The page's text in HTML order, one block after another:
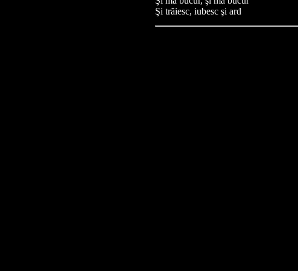
Şi trăiesc, iubesc şi ard